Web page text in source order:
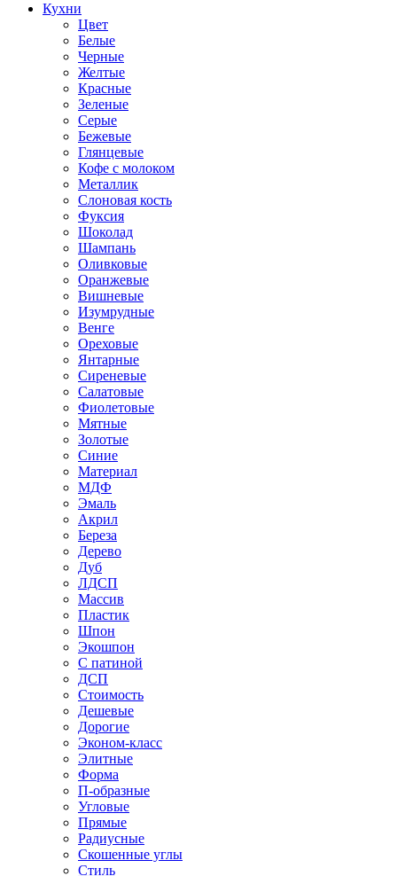
Кухни
Цвет
Белые
Черные
Желтые
Красные
Зеленые
Серые
Бежевые
Глянцевые
Кофе с молоком
Металлик
Слоновая кость
Фуксия
Шоколад
Шампань
Оливковые
Оранжевые
Вишневые
Изумрудные
Венге
Ореховые
Янтарные
Сиреневые
Салатовые
Фиолетовые
Мятные
Золотые
Синие
Материал
МДФ
Эмаль
Акрил
Береза
Дерево
Дуб
ЛДСП
Массив
Пластик
Шпон
Экошпон
С патиной
ДСП
Стоимость
Дешевые
Дорогие
Эконом-класс
Элитные
Форма
П-образные
Угловые
Прямые
Радиусные
Скошенные углы
Стиль